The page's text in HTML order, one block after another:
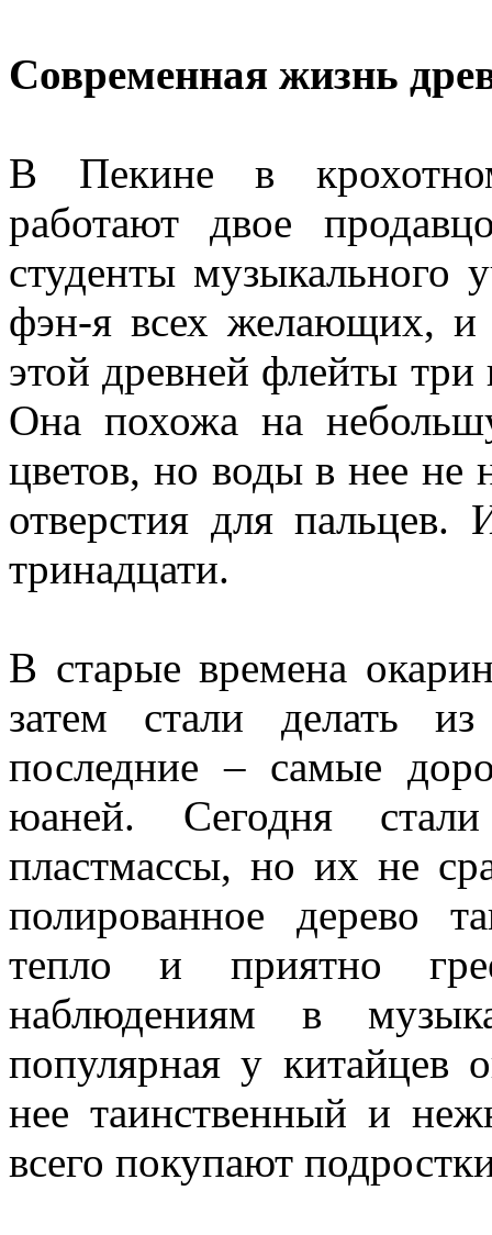
Современная жизнь
В Пекине в
работают двое
студенты
фэн-я всех желающих, и
этой древней флейты
Она похожа на
цветов, но воды в нее не
отверстия для
тринадцати.
В старые времена
затем стали делать
последние – самые
юаней. Сегодня
пластмассы, но их не
полированное дерево
тепло и приятно
наблюдениям в
популярная у китайцев
нее таинственный и
всего покупают